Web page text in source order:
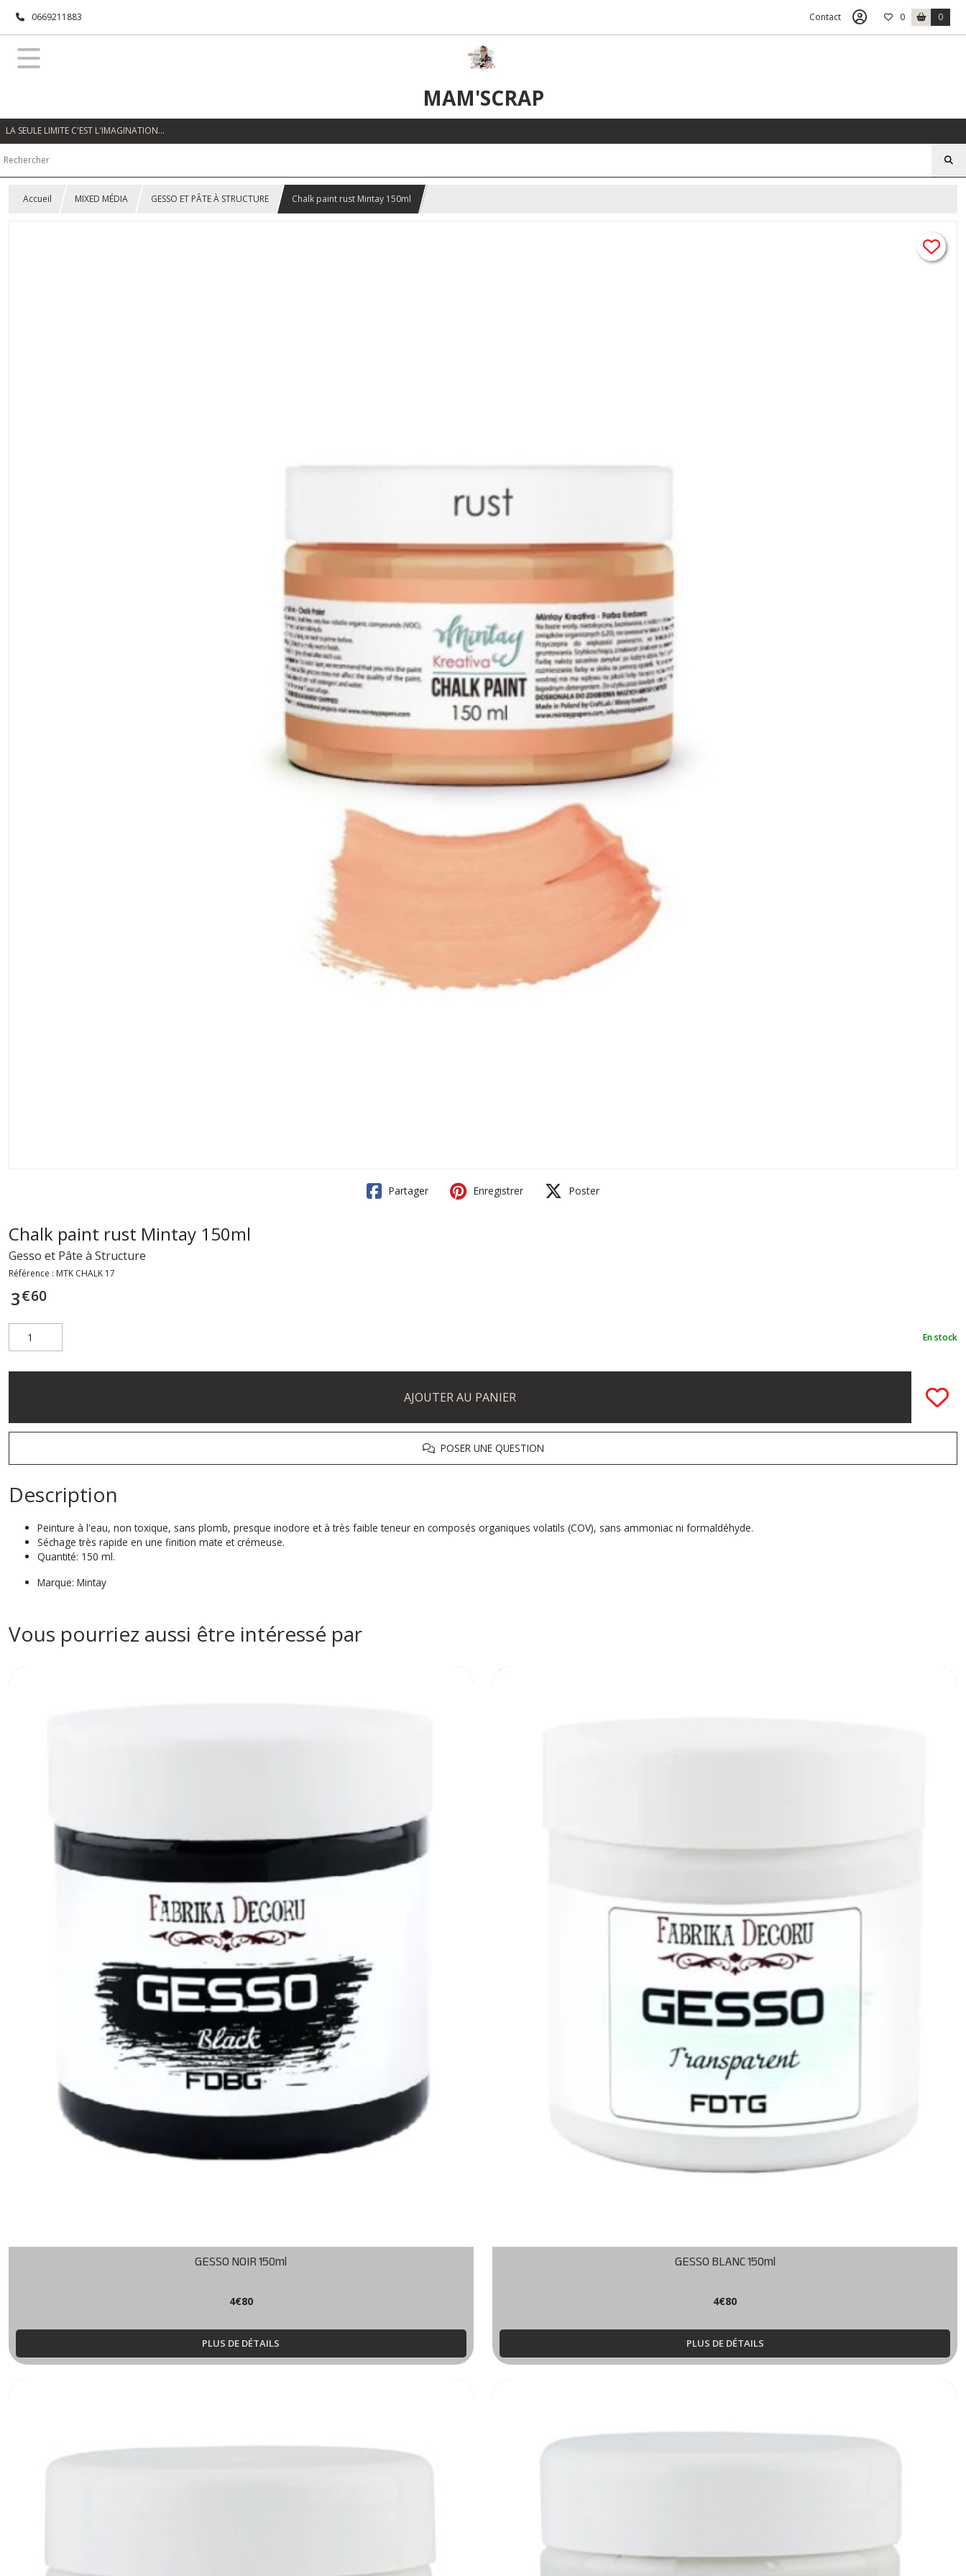
0669211883 Contact 0 0
MAM'SCRAP
LA SEULE LIMITE C'EST L'IMAGINATION…
Accueil MIXED MÉDIA GESSO ET PÂTE À STRUCTURE Chalk paint rust Mintay 150ml
Partager Enregistrer Poster
Chalk paint rust Mintay 150ml
Gesso et Pâte à Structure
Référence : MTK CHALK 17
3€60
En stock
AJOUTER AU PANIER
POSER UNE QUESTION
Description
Peinture à l'eau, non toxique, sans plomb, presque inodore et à très faible teneur en composés organiques volatils (COV), sans ammoniac ni formaldéhyde.
Séchage très rapide en une finition mate et crémeuse.
Quantité: 150 ml.
Marque: Mintay
Vous pourriez aussi être intéressé par
GESSO NOIR 150ml
4€80
PLUS DE DÉTAILS
GESSO BLANC 150ml
4€80
PLUS DE DÉTAILS